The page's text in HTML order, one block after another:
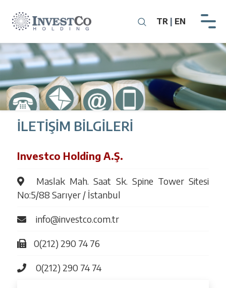
TR | EN
Anasayfa
Kurumsal
Yatırımlar
Yatırımcı İlişkileri
İletişim
İLETİŞİM BİLGİLERİ
Investco Holding A.Ş.
Maslak Mah. Saat Sk. Spine Tower Sitesi
No:5/88 Sarıyer / İstanbul
info@investco.com.tr
0(212) 290 74 76
0(212) 290 74 74